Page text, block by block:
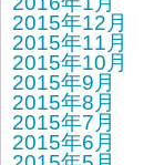
2015年12月
2015年11月
2015年10月
2015年9月
2015年8月
2015年7月
2015年6月